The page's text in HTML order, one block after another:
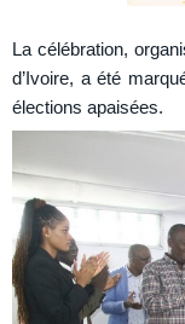
La célébration,
d’Ivoire, a été
élections apaisées.